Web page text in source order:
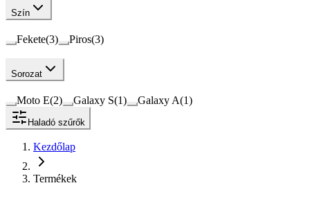
Szín
Fekete(3) Piros(3)
Sorozat
Moto E(2) Galaxy S(1) Galaxy A(1)
Haladó szűrők
Kezdőlap
Termékek